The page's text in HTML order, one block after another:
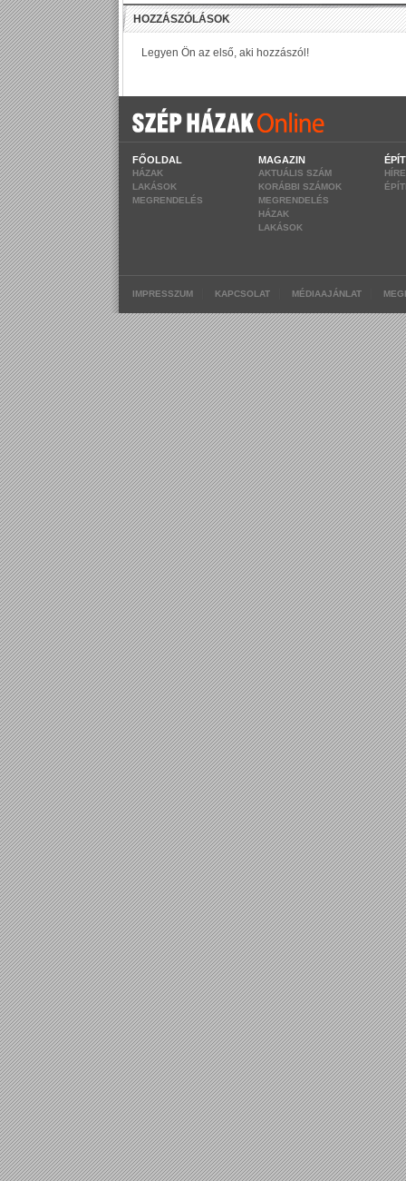
FŐOLDAL
HÁZAK
LAKÁSOK
MEGRENDELÉS
MAGAZIN
AKTUÁLIS SZÁM
KORÁBBI SZÁMOK
MEGRENDELÉS
HÁZAK
LAKÁSOK
IMPRESSZUM KAPCSOLAT MÉDIAAJÁNLAT